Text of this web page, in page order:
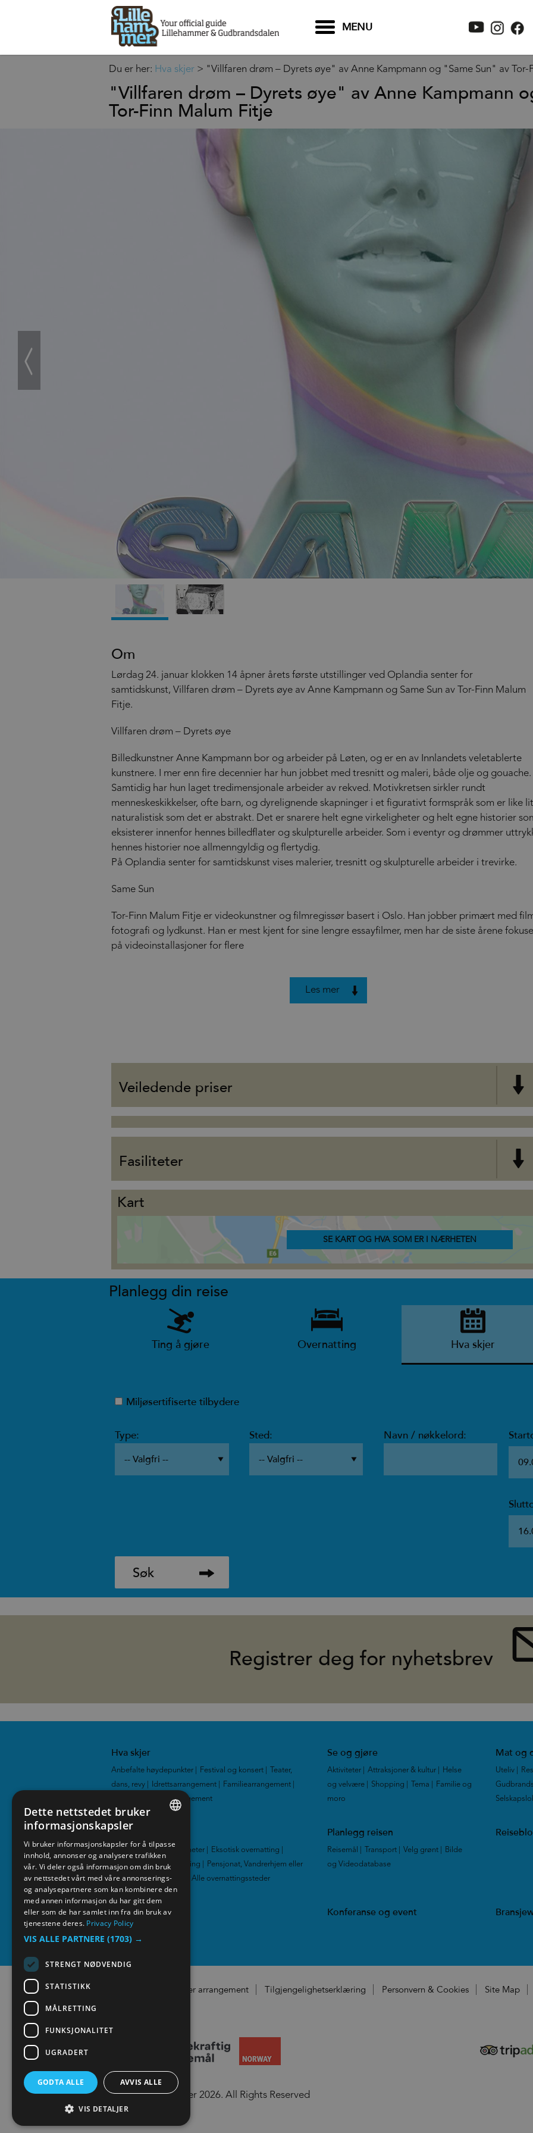
MENU
Du er her: Hva skjer > "Villfaren drøm – Dyrets øye" av Anne Kampmann og "Same Sun" av Tor-
"Villfaren drøm – Dyrets øye" av Anne Kampmann
Tor-Finn Malum Fitje
Prev
Om
Lørdag 24. januar klokken 14 åpner årets første utstillinger ved Oplandia senter for
samtidskunst, Villfaren drøm – Dyrets øye av Anne Kampmann og Same Sun av Tor-Finn Malum
Fitje.
Villfaren drøm – Dyrets øye
Billedkunstner Anne Kampmann bor og arbeider på Løten, og er en av Innlandets veletablerte
kunstnere. I mer enn fire decennier har hun jobbet med tresnitt og maleri, både olje og gouache.
Samtidig har hun laget tredimensjonale arbeider av rekved. Motivkretsen sirkler rundt
menneskeskikkelser, ofte barn, og dyrelignende skapninger i et figurativt formspråk som er like
naturalistisk som det er abstrakt. Det er snarere helt egne virkeligheter og helt egne historier
eksisterer innenfor hennes billedflater og skulpturelle arbeider. Som i eventyr og drømmer
hennes historier noe allmenngyldig og flertydig.
På Oplandia senter for samtidskunst vises malerier, tresnitt og skulpturelle arbeider i trevirke.
Same Sun
Tor-Finn Malum Fitje er videokunstner og filmregissør basert i Oslo. Han jobber primært med
fotografi og lydkunst. Han er mest kjent for sine lengre essayfilmer, men har de siste årene
på videoinstallasjoner for flere
Les mer
Veiledende priser
Fasiliteter
Kart
SE KART OG HVA SOM ER I NÆRHETEN
Planlegg din reise
Ting å gjøre Overnatting Hva skjer
Miljøsertifiserte tilbydere
Type: Sted: Navn / nøkkelord:
Registrer deg for nyhetsbrev
Hva skjer
Anbefalte høydepunkter Festival og konsert
Teater,
dans, revy
Idrettsarrangement Familiearrangement
Alle arrangement
Se og gjøre
Aktiviteter Attraksjoner & kultur
Helse
og velvære
Shopping Tema
Familie og
moro
Mat og
Uteliv
Overnatting
Hotell Hytter og leiligheter Eksotisk overnatting
Familievennlig overnatting
Pensjonat, Vandrerhjem eller
Gårdsferie| Camping Alle overnattingssteder
Planlegg reisen
Reisemål Transport Velg grønt
Bilde
og Videodatabase
Media Konferanse og event
Registrer arrangement Tilgjengelighetserklæring Personvern & Cookies Site Map
© Visit Lillehammer 2026. All Rights Reserved
NORWEGIAN
GERMAN
Dette nettstedet bruker
informasjonskapsler
Vi bruker informasjonskapsler for å tilpasse
innhold, annonser og analysere trafikken
vår. Vi deler også informasjon om din bruk
av nettstedet vårt med våre annonserings-
og analysepartnere som kan kombinere den
med annen informasjon du har gitt dem
eller som de har samlet inn fra din bruk av
tjenestene deres. Privacy Policy
VIS ALLE PARTNERE (1703) →
STRENGT NØDVENDIG
STATISTIKK
MÅLRETTING
FUNKSJONALITET
UGRADERT
GODTA ALLE AVVIS ALLE
VIS DETALJER